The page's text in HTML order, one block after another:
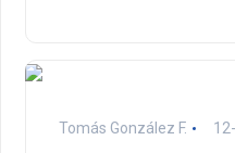
Tomás González F.